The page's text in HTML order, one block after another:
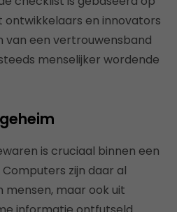
en innovators
van een vertrouwensband
menselijker wordende
is cruciaal binnen een
zijn daar al
mensen, maar ook uit